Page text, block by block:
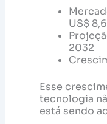
US$
2032
Esse
tecnologia
está sendo